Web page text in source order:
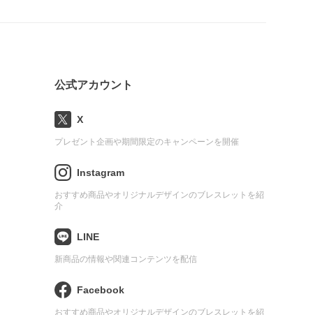
公式アカウント
X
プレゼント企画や期間限定のキャンペーンを開催
Instagram
おすすめ商品やオリジナルデザインのブレスレットを紹
介
LINE
新商品の情報や関連コンテンツを配信
Facebook
おすすめ商品やオリジナルデザインのブレスレットを紹